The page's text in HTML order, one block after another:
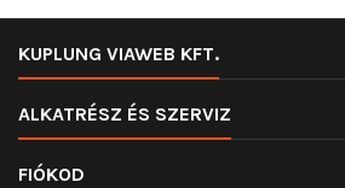
KUPLUNG VIAWEB KFT.
ALKATRÉSZ ÉS SZERVIZ
FIÓKOD